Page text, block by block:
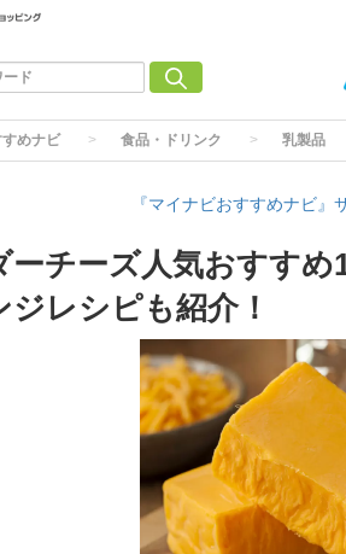
めナビ 食品・ドリンク 乳製品
『マイナビおすすめナビ』
ーチーズ人気おすすめ
ジレシピも紹介！